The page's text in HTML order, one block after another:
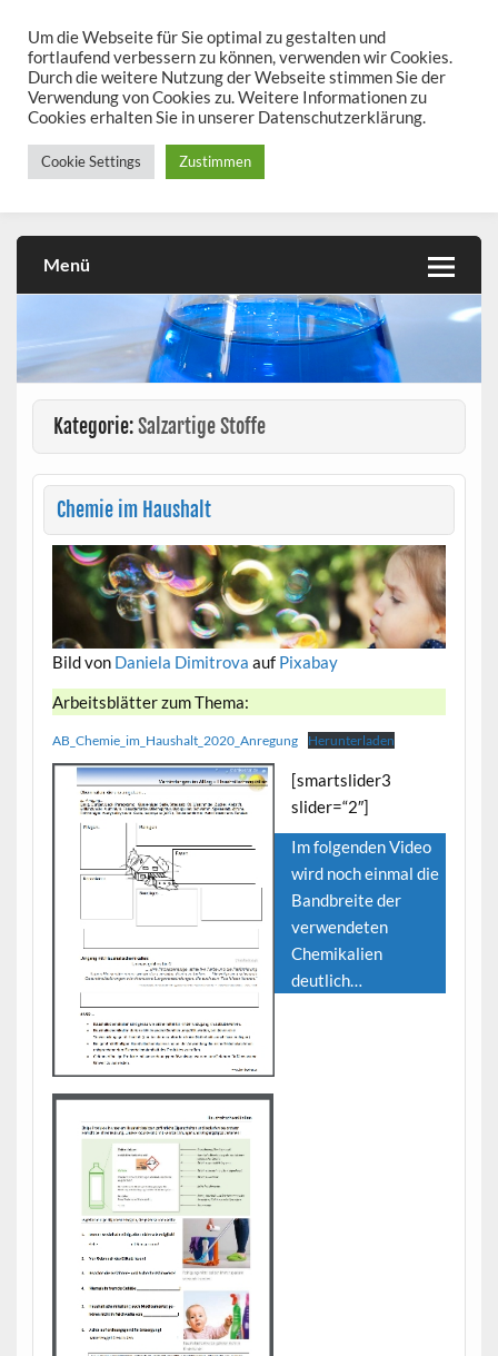
contentchemieseiten.de
Chemie kann man üben!
Menü
Kategorie:Salzartige Stoffe
Chemie im Haushalt
Bild von Daniela Dimitrova auf Pixabay
Arbeitsblätter zum Thema:
AB_Chemie_im_Haushalt_2020_Anregung Herunterladen
[smartslider3
slider=“2″]
Im folgenden Video
wird noch einmal die
Bandbreite der
verwendeten
Chemikalien
deutlich…
Um die Webseite für Sie optimal zu gestalten und
fortlaufend verbessern zu können, verwenden wir Cookies.
Durch die weitere Nutzung der Webseite stimmen Sie der
Verwendung von Cookies zu. Weitere Informationen zu
Cookies erhalten Sie in unserer Datenschutzerklärung.
Cookie Settings Zustimmen